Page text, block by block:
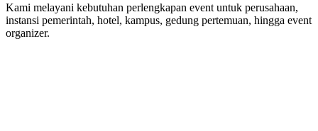
Kami melayani kebutuhan perlengkapan event untuk perusahaan,
instansi pemerintah, hotel, kampus, gedung pertemuan, hingga event
organizer.